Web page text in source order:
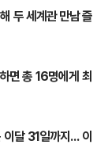
두 세계관 만남 즐
면 총 16명에게 최
이달 31일까지… 이